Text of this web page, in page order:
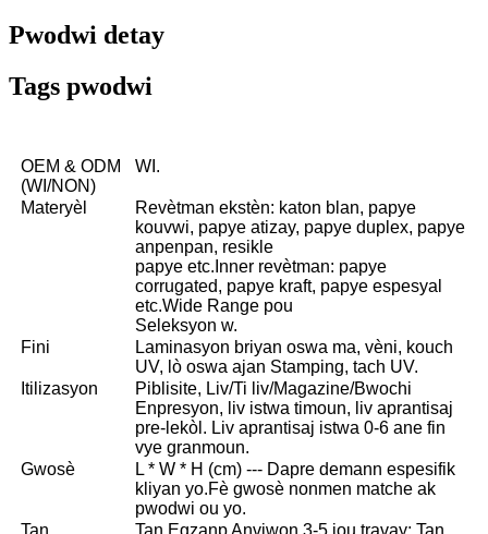
Pwodwi detay
Tags pwodwi
OEM & ODM
(WI/NON)
WI.
Materyèl
Revètman ekstèn: katon blan, papye
kouvwi, papye atizay, papye duplex, papye
anpenpan, resikle
papye etc.Inner revètman: papye
corrugated, papye kraft, papye espesyal
etc.Wide Range pou
Seleksyon w.
Fini
Laminasyon briyan oswa ma, vèni, kouch
UV, lò oswa ajan Stamping, tach UV.
Itilizasyon
Piblisite, Liv/Ti liv/Magazine/Bwochi
Enpresyon, liv istwa timoun, liv aprantisaj
pre-lekòl. Liv aprantisaj istwa 0-6 ane fin
vye granmoun.
Gwosè
L * W * H (cm) --- Dapre demann espesifik
kliyan yo.Fè gwosè nonmen matche ak
pwodwi ou yo.